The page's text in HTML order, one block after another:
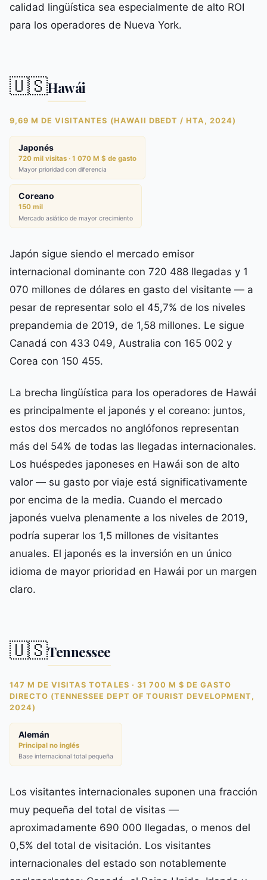
calidad lingüística sea especialmente de alto ROI
para los operadores de Nueva York.
🇺🇸Hawái
9,69 M DE VISITANTES (HAWAII DBEDT / HTA, 2024)
Japonés
720 mil visitas · 1 070 M $ de gasto
Mayor prioridad con diferencia
Coreano
150 mil
Mercado asiático de mayor crecimiento
Japón sigue siendo el mercado emisor
internacional dominante con 720 488 llegadas y 1
070 millones de dólares en gasto del visitante — a
pesar de representar solo el 45,7% de los niveles
prepandemia de 2019, de 1,58 millones. Le sigue
Canadá con 433 049, Australia con 165 002 y
Corea con 150 455.
La brecha lingüística para los operadores de Hawái
es principalmente el japonés y el coreano: juntos,
estos dos mercados no anglófonos representan
más del 54% de todas las llegadas internacionales.
Los huéspedes japoneses en Hawái son de alto
valor — su gasto por viaje está significativamente
por encima de la media. Cuando el mercado
japonés vuelva plenamente a los niveles de 2019,
podría superar los 1,5 millones de visitantes
anuales. El japonés es la inversión en un único
idioma de mayor prioridad en Hawái por un margen
claro.
🇺🇸Tennessee
147 M DE VISITAS TOTALES · 31 700 M $ DE GASTO
DIRECTO (TENNESSEE DEPT OF TOURIST DEVELOPMENT,
2024)
Alemán
Principal no inglés
Base internacional total pequeña
Los visitantes internacionales suponen una fracción
muy pequeña del total de visitas —
aproximadamente 690 000 llegadas, o menos del
0,5% del total de visitación. Los visitantes
internacionales del estado son notablemente